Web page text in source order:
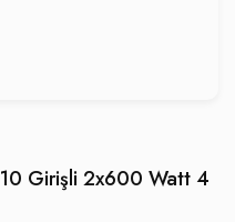
Girişli 2x600 Watt 4